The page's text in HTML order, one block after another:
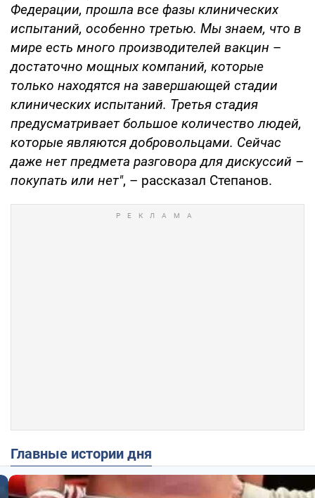
Федерации, прошла все фазы клинических
испытаний, особенно третью. Мы знаем, что в
мире есть много производителей вакцин –
достаточно мощных компаний, которые
только находятся на завершающей стадии
клинических испытаний. Третья стадия
предусматривает большое количество людей,
которые являются добровольцами. Сейчас
даже нет предмета разговора для дискуссий –
покупать или нет", – рассказал Степанов.
Главные истории дня